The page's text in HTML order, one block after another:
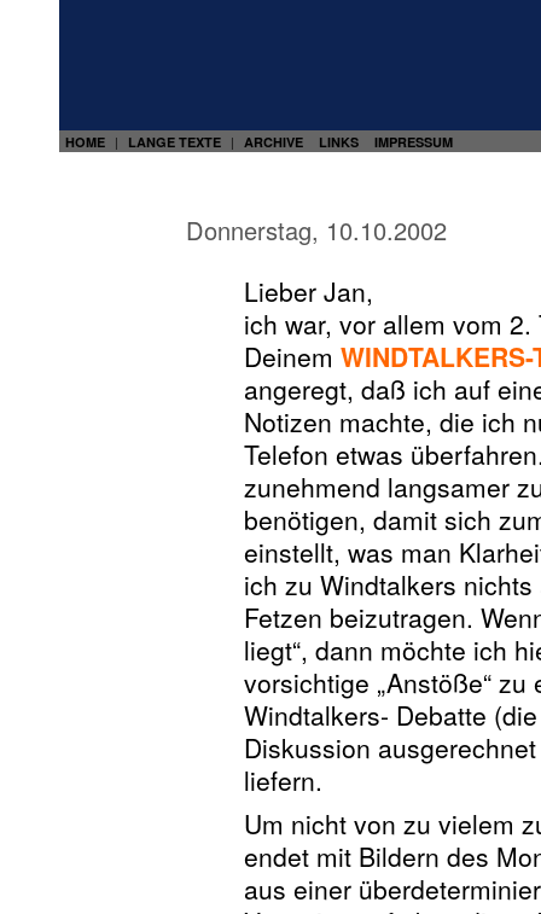
HOME | LANGE TEXTE | ARCHIVE LINKS IMPRESSUM
Donnerstag, 10.10.2002
Lieber Jan,
ich war, vor allem vom
Deinem
angeregt, daß ich auf
Notizen machte, die ich
Telefon etwas
zunehmend langsamer
benötigen, damit sich
einstellt, was man
ich zu Windtalkers
Fetzen beizutragen.
liegt“, dann möchte ich
vorsichtige „Anstöße“
Windtalkers- Debatte
Diskussion
liefern.
Um nicht von zu vielem
endet mit Bildern des
aus einer